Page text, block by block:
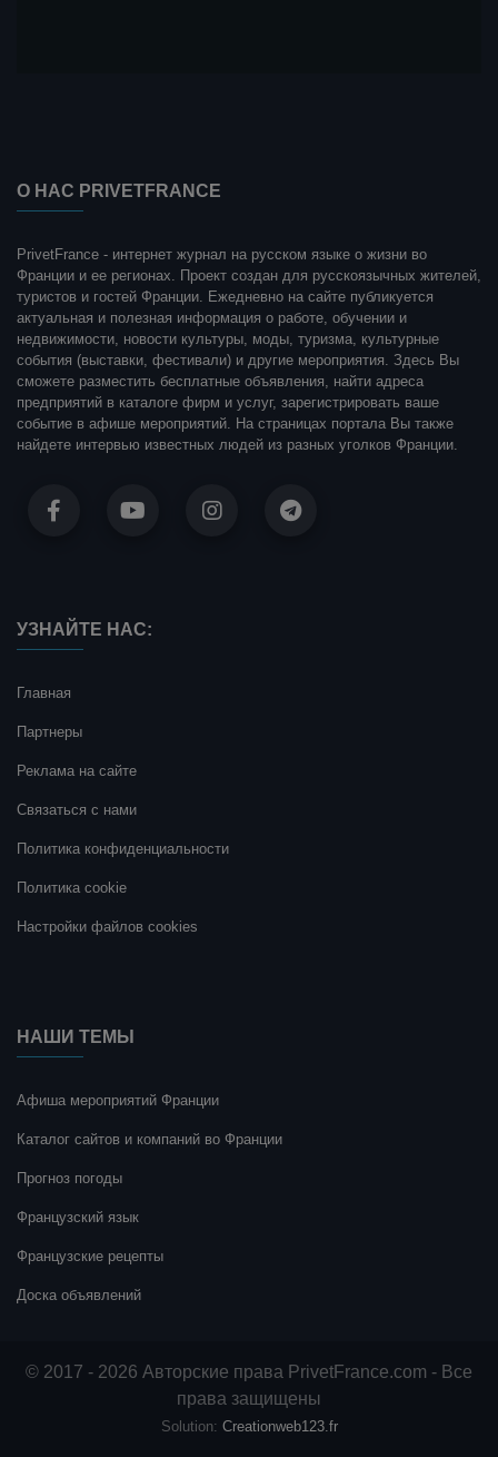
О НАС PRIVETFRANCE
PrivetFrance - интернет журнал на русском языке о жизни во
Франции и ее регионах. Проект создан для русскоязычных жителей,
туристов и гостей Франции. Ежедневно на сайте публикуется
актуальная и полезная информация о работе, обучении и
недвижимости, новости культуры, моды, туризма, культурные
события (выставки, фестивали) и другие мероприятия. Здесь Вы
сможете разместить бесплатные объявления, найти адреса
предприятий в каталоге фирм и услуг, зарегистрировать ваше
событие в афише мероприятий. На страницах портала Вы также
найдете интервью известных людей из разных уголков Франции.
УЗНАЙТЕ НАС:
Главная
Партнеры
Реклама на сайте
Связаться с нами
Политика конфиденциальности
Политика cookie
Настройки файлов cookies
НАШИ ТЕМЫ
Афиша мероприятий Франции
Каталог сайтов и компаний во Франции
Прогноз погоды
Французский язык
Французские рецепты
Доска объявлений
© 2017 - 2026 Авторские права PrivetFrance.com - Все
права защищены
Solution: Creationweb123.fr